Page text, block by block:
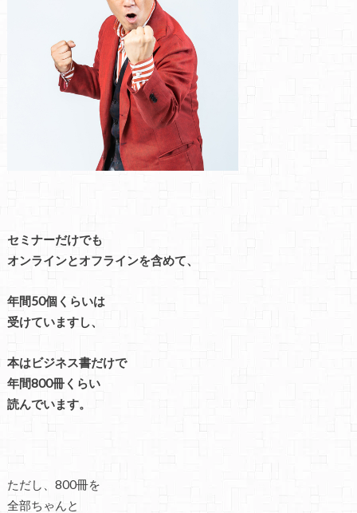
セミナーだけでも
オンラインとオフラインを含めて、
年間50個くらいは
受けていますし、
本はビジネス書だけで
年間800冊くらい
読んでいます。
ただし、800冊を
全部ちゃんと